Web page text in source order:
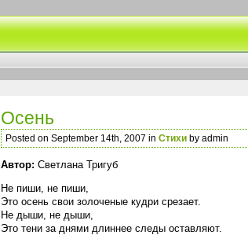
Осень
Posted on September 14th, 2007 in Стихи by admin
Автор: Светлана Тригуб
Не пиши, не пиши,
Это осень свои золоченые кудри срезает.
Не дыши, не дыши,
Это тени за днями длиннее следы оставляют.